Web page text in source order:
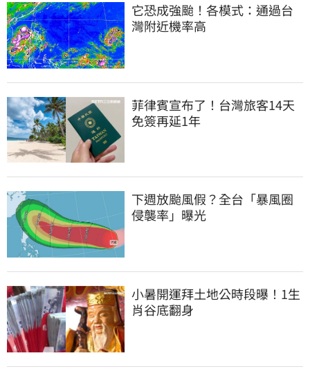
它恐成強颱！各模式：通過台
灣附近機率高
菲律賓宣布了！台灣旅客14天
免簽再延1年
下週放颱風假？全台「暴風圈
侵襲率」曝光
小暑開運拜土地公時段曝！1生
肖谷底翻身